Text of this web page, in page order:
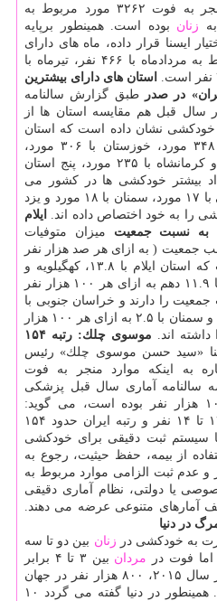
مورد مربوط به
زنان بوده است. همینطور برپایه
ایسنا قرار داده، ماه های دارای
بیشترین تلفات خودكشی مربوط به مردادماه با ۴۶۶ نفر، تیرماه با
استان های دارای بیشترین
در صدرطبق گزارش سالنامه
سال قبل هم مقایسه استان ها از
خودكشی نشان داده است كه استان
تهران با ۷۹۶ مورد، فارس با ۳۴۸ مورد، خوزستان با ۳۰۶ مورد،
آذربایجان شرقی با ۲۷۶ مورد و كرمانشاه با ۲۳۵ مورد، پنج استان
بیشتر خودكشی ها در كشور می
باشند. همینطور خراسان شمالی با ۱۷ مورد، سمنان با ۱۸ مورد و یزد
ایلام
به نسبت جمعیت میزان متوفیات
( به ازای هر صد هزار نفر
) در سال قبل نشان داده است كه استان ایلام با ۱۳.۸، كهگیلویه و
بویر احمد با ۱۳.۷ و كرمانشاه با ۱۱.۹ دهم به ازای هر ۱۰۰ هزار نفر
را دارند و خراسان جنوبی با
۲.۲، سیستان و بلوچستان با ۲.۲ و سمنان با ۲.۵ به ازای هر ۱۰۰ هزار
اند.
موسوی چلك: رتبه ۱۵۴
«سید حسن موسوی چلك» رئیس
به اینكه موارد منجر به فوت
سالنامه آماری سال قبل پزشكی
قانون ۵.۷ نفر به ازای هر ۱۰۰ هزار نفر بوده است، می گوید:
میانگین جهانی خودكشی بین ۱۲ تا ۱۴ نفر و رتبه ایران حدود ۱۵۴
سیستم ثبت دقیقی برای خودكشی
از بیمه، حفظ حیثیت، رجوع به
و عدم ثبت الزامی موارد مربوط به
یا دولتی، نظام آماری دقیقی
آمارهای متنوعی عرضه می دهند.
به خودكشی در زنان بین دو تا سه
فوت در مردان بین ۳ تا ۴ برابر
است. حدودا بر مبنای آمار سال ۲۰۱۵، ۸۰۰ هزار نفر در جهان
بر اثر خودكشی فوت كرده اند. همینطور در دنیا گفته می گردد ۱۰